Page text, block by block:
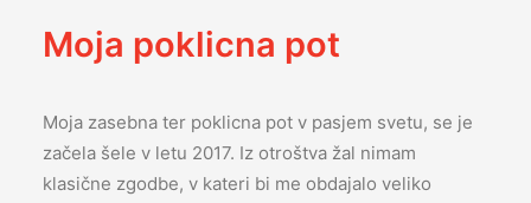
Moja poklicna pot
Moja zasebna ter poklicna pot v pasjem svetu, se je
začela šele v letu 2017. Iz otroštva žal nimam
klasične zgodbe, v kateri bi me obdajalo veliko